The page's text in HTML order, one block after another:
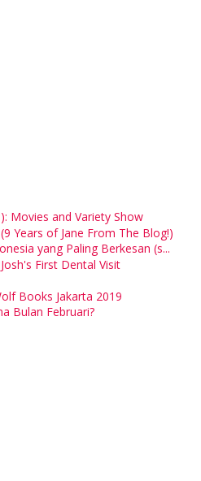
Movies and Variety Show
Years of Jane From The Blog!)
yang Paling Berkesan (s...
First Dental Visit
Books Jakarta 2019
Bulan Februari?